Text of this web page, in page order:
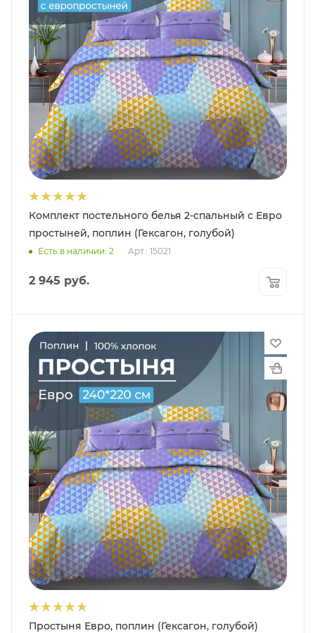
Комплект постельного белья 2-спальный с Евро
простыней, поплин (Гексагон, голубой)
Есть в наличии: 2 Арт.: 15021
2 945 руб.
Простыня Евро, поплин (Гексагон, голубой)